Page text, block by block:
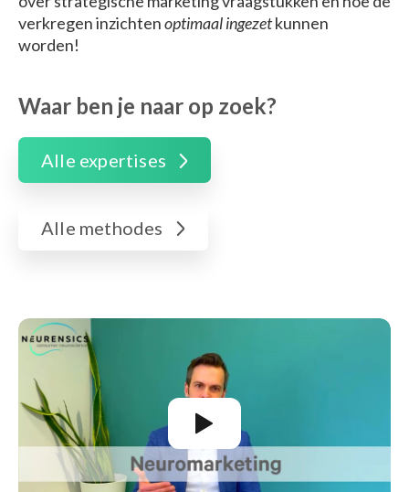
verkregen inzichtenoptimaal ingezetkunnen
worden!
Waar ben je naar op zoek?
Alle expertises
Alle methodes